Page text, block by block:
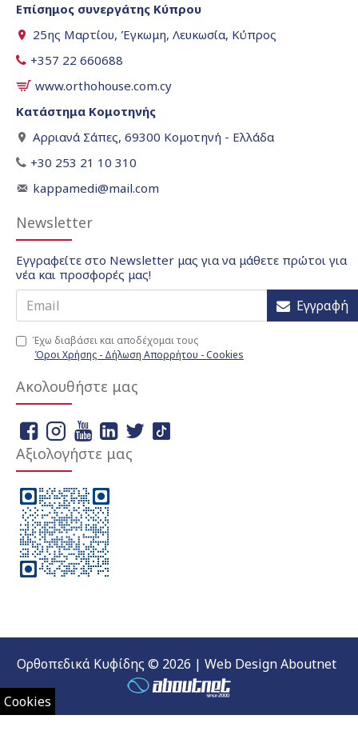
Cookies
Επίσημος συνεργάτης Κύπρου
25ης Μαρτίου, Έγκωμη, Λευκωσία, Κύπρος
+357 22 660688
www.orthohouse.com.cy
Κατάστημα Κομοτηνής
Αρριανά Σάπες, 69300 Κομοτηνή - Ελλάδα
+30 253 21 10 310
kappamedi@mail.com
Newsletter
Εγγραφείτε στο Newsletter μας για να μάθετε πρώτοι για
νέα και προσφορές μας!
Εγγραφή
Έχω διαβάσει και αποδέχομαι τους
Όροι Χρήσης - Δήλωση Απορρήτου - Cookies
Ακολουθήστε μας
Αξιολογήστε μας
Ορθοπεδικά Κυφίδης © 2026 | Web Design Aboutnet